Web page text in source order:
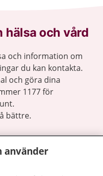
hälsa och vård
och information om
du kan kontakta.
och göra dina
1177 för
bättre.
använder